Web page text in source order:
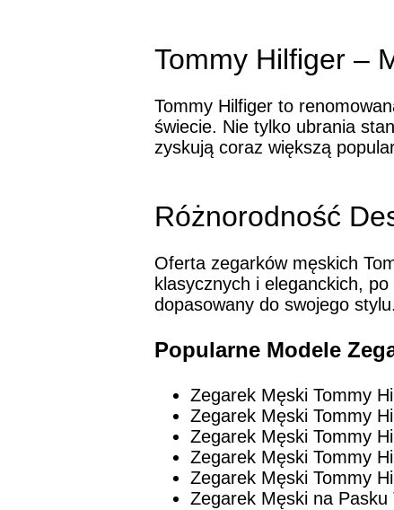
Tommy Hilfiger –
Tommy Hilfiger to
świecie. Nie tylko ubrania
zyskują coraz większą
Różnorodność
Oferta zegarków męskich
klasycznych i eleganckich,
dopasowany do swojego stylu.
Popularne Modele
Zegarek Męski Tommy
Zegarek Męski Tommy
Zegarek Męski Tommy
Zegarek Męski Tommy
Zegarek Męski Tommy
Zegarek Męski na Pasku